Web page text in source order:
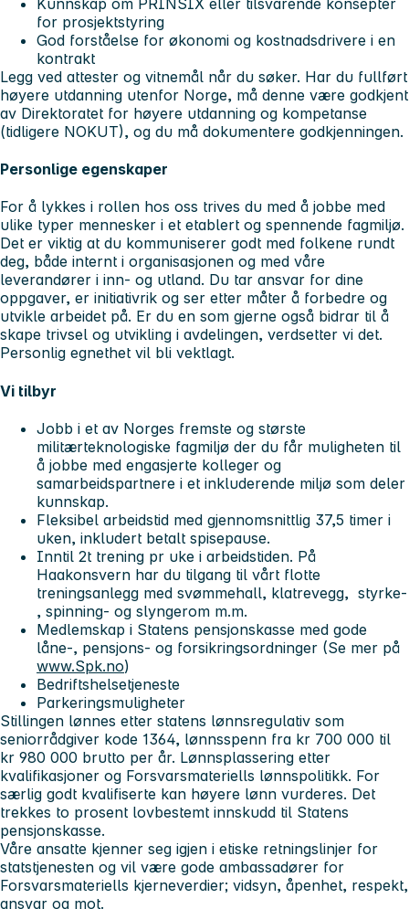
for prosjektstyring
God forståelse for økonomi og kostnadsdrivere i en
kontrakt
Legg ved attester og vitnemål når du søker. Har du fullført
høyere utdanning utenfor Norge, må denne være godkjent
av Direktoratet for høyere utdanning og kompetanse
(tidligere NOKUT), og du må dokumentere godkjenningen.
Personlige egenskaper
For å lykkes i rollen hos oss trives du med å jobbe med
ulike typer mennesker i et etablert og spennende fagmiljø.
Det er viktig at du kommuniserer godt med folkene rundt
deg, både internt i organisasjonen og med våre
leverandører i inn- og utland. Du tar ansvar for dine
oppgaver, er initiativrik og ser etter måter å forbedre og
utvikle arbeidet på. Er du en som gjerne også bidrar til å
skape trivsel og utvikling i avdelingen, verdsetter vi det.
Personlig egnethet vil bli vektlagt.
Vi tilbyr
Jobb i et av Norges fremste og største
militærteknologiske fagmiljø der du får muligheten til
å jobbe med engasjerte kolleger og
samarbeidspartnere i et inkluderende miljø som deler
kunnskap.
Fleksibel arbeidstid med gjennomsnittlig 37,5 timer i
uken, inkludert betalt spisepause.
Inntil 2t trening pr uke i arbeidstiden. På
Haakonsvern har du tilgang til vårt flotte
treningsanlegg med svømmehall, klatrevegg, styrke-
, spinning- og slyngerom m.m.
Medlemskap i Statens pensjonskasse med gode
låne-, pensjons- og forsikringsordninger (Se mer på
www.Spk.no)
Bedriftshelsetjeneste
Parkeringsmuligheter
Stillingen lønnes etter statens lønnsregulativ som
seniorrådgiver kode 1364, lønnsspenn fra kr 700 000 til
kr 980 000 brutto per år. Lønnsplassering etter
kvalifikasjoner og Forsvarsmateriells lønnspolitikk. For
særlig godt kvalifiserte kan høyere lønn vurderes. Det
trekkes to prosent lovbestemt innskudd til Statens
pensjonskasse.
Våre ansatte kjenner seg igjen i etiske retningslinjer for
statstjenesten og vil være gode ambassadører for
Forsvarsmateriells kjerneverdier; vidsyn, åpenhet, respekt,
ansvar og mot.